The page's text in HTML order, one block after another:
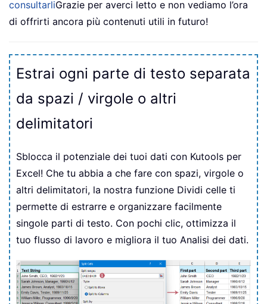
consultarliGrazie per averci letto e non vediamo l’ora
di offrirti ancora più contenuti utili in futuro!
Estrai ogni parte di testo separata
da spazi / virgole o altri
delimitatori
Sblocca il potenziale dei tuoi dati con Kutools per
Excel! Che tu abbia a che fare con spazi, virgole o
altri delimitatori, la nostra funzione Dividi celle ti
permette di estrarre e organizzare facilmente
singole parti di testo. Con pochi clic, ottimizza il
tuo flusso di lavoro e migliora il tuo Analisi dei dati.